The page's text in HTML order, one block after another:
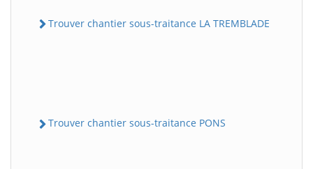
Trouver chantier sous-traitance LA TREMBLADE
Trouver chantier sous-traitance PONS